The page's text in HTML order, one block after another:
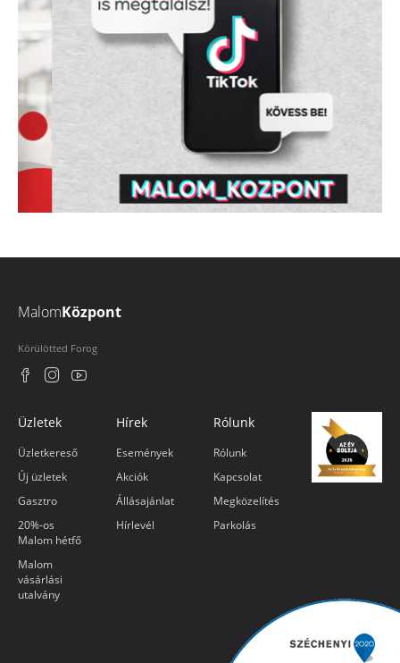
MalomKözpont
Körülötted Forog
Üzletek
Üzletkereső
Új üzletek
Gasztro
20%-os
Malom hétfő
Malom
vásárlási
utalvány
Hírek
Események
Akciók
Állásajánlat
Hírlevél
Rólunk
Rólunk
Kapcsolat
Megközelítés
Parkolás